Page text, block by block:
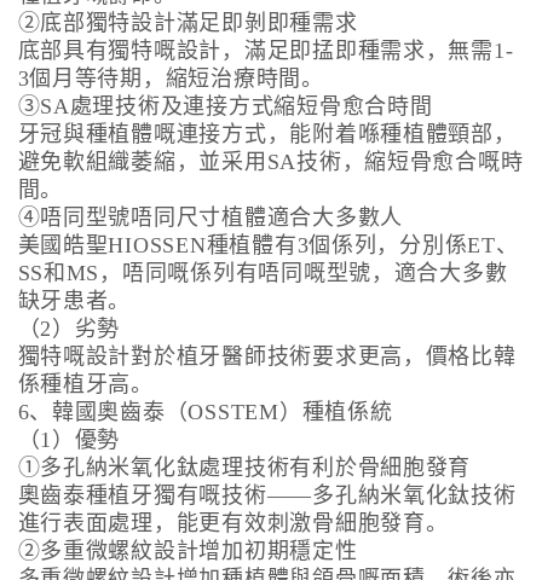
②底部獨特設計滿足即剝即種需求
底部具有獨特嘅設計，滿足即掹即種需求，無需1-
3個月等待期，縮短治療時間。
③SA處理技術及連接方式縮短骨愈合時間
牙冠與種植體嘅連接方式，能附着喺種植體頸部，
避免軟組織萎縮，並采用SA技術，縮短骨愈合嘅時
間。
④唔同型號唔同尺寸植體適合大多數人
美國皓聖HIOSSEN種植體有3個係列，分別係ET、
SS和MS，唔同嘅係列有唔同嘅型號，適合大多數
缺牙患者。
（2）劣勢
獨特嘅設計對於植牙醫師技術要求更高，價格比韓
係種植牙高。
6、韓國奧齒泰（OSSTEM）種植係統
（1）優勢
①多孔納米氧化鈦處理技術有利於骨細胞發育
奧齒泰種植牙獨有嘅技術——多孔納米氧化鈦技術
進行表面處理，能更有效刺激骨細胞發育。
②多重微螺紋設計增加初期穩定性